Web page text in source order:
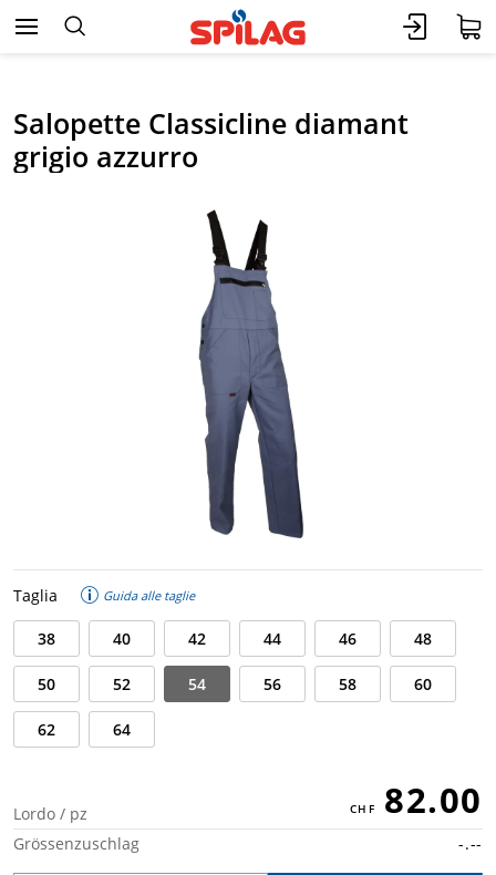
Salopette Classicline diamant
grigio azzurro
Taglia Guida alle taglie
38 40 42 44 46 48
50 52 54 56 58 60
62 64
Lordo / pz 82.00
Grössenzuschlag -.--